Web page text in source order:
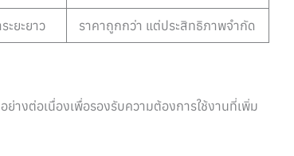
ยะยาว ราคาถูกกว่า แต่ประสิทธิภาพจำกัด
างต่อเนื่องเพื่อรองรับความต้องการใช้งานที่เพิ่ม